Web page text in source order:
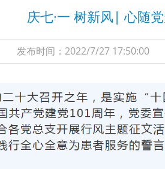
庆七·一 树新风| 心随
发布时间：2022/7/27